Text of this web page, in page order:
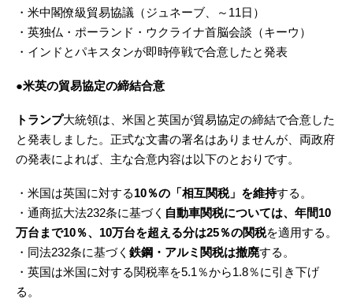
・米中閣僚級貿易協議（ジュネーブ、～11日）
・英独仏・ポーランド・ウクライナ首脳会談（キーウ）
・インドとパキスタンが即時停戦で合意したと発表
●米英の貿易協定の締結合意
トランプ大統領は、米国と英国が貿易協定の締結で合意した
と発表しました。正式な文書の署名はありませんが、両政府
の発表によれば、主な合意内容は以下のとおりです。
・米国は英国に対する10％の「相互関税」を維持する。
・通商拡大法232条に基づく 自動車関税については、年間10
万台まで10％、10万台を超える分は25％の関税を適用する。
・同法232条に基づく 鉄鋼・アルミ関税は撤廃する。
・英国は米国に対する関税率を5.1％から1.8％に引き下げ
る。